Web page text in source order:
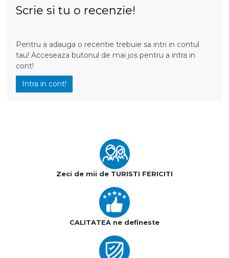
Scrie si tu o recenzie!
Pentru a adauga o recentie trebuie sa intri in contul
tau! Acceseaza butonul de mai jos pentru a intra in
cont!
Intra in cont!
Zeci de mii de TURISTI FERICITI
CALITATEA ne defineste